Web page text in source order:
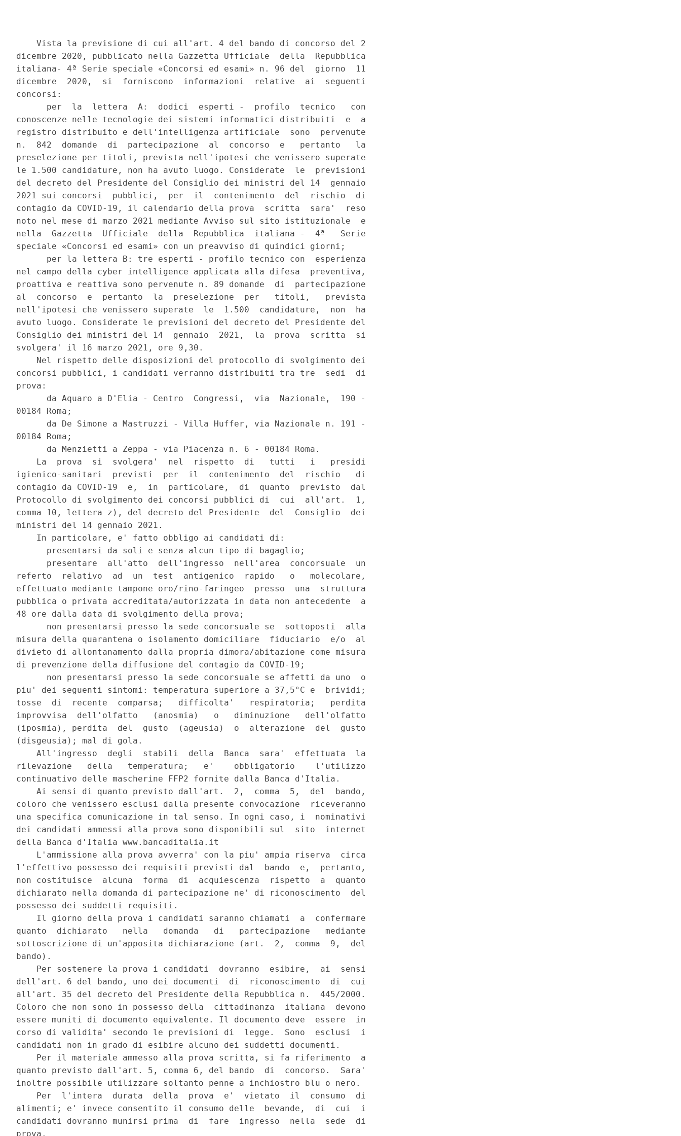
    Vista la previsione di cui all'art. 4 del bando di concorso del 2
dicembre 2020, pubblicato nella Gazzetta Ufficiale  della  Repubblica
italiana- 4ª Serie speciale «Concorsi ed esami» n. 96 del  giorno  11
dicembre  2020,  si  forniscono  informazioni  relative  ai  seguenti
concorsi:
      per  la  lettera  A:  dodici  esperti -  profilo  tecnico   con
conoscenze nelle tecnologie dei sistemi informatici distribuiti  e  a
registro distribuito e dell'intelligenza artificiale  sono  pervenute
n.  842  domande  di  partecipazione  al  concorso  e   pertanto   la
preselezione per titoli, prevista nell'ipotesi che venissero superate
le 1.500 candidature, non ha avuto luogo. Considerate  le  previsioni
del decreto del Presidente del Consiglio dei ministri del 14  gennaio
2021 sui concorsi  pubblici,  per  il  contenimento  del  rischio  di
contagio da COVID-19, il calendario della prova  scritta  sara'  reso
noto nel mese di marzo 2021 mediante Avviso sul sito istituzionale  e
nella  Gazzetta  Ufficiale  della  Repubblica  italiana -  4ª   Serie
speciale «Concorsi ed esami» con un preavviso di quindici giorni;
      per la lettera B: tre esperti - profilo tecnico con  esperienza
nel campo della cyber intelligence applicata alla difesa  preventiva,
proattiva e reattiva sono pervenute n. 89 domande  di  partecipazione
al  concorso  e  pertanto  la  preselezione  per   titoli,   prevista
nell'ipotesi che venissero superate  le  1.500  candidature,  non  ha
avuto luogo. Considerate le previsioni del decreto del Presidente del
Consiglio dei ministri del 14  gennaio  2021,  la  prova  scritta  si
svolgera' il 16 marzo 2021, ore 9,30.
    Nel rispetto delle disposizioni del protocollo di svolgimento dei
concorsi pubblici, i candidati verranno distribuiti tra tre  sedi  di
prova:
      da Aquaro a D'Elia - Centro  Congressi,  via  Nazionale,  190 -
00184 Roma;
      da De Simone a Mastruzzi - Villa Huffer, via Nazionale n. 191 -
00184 Roma;
      da Menzietti a Zeppa - via Piacenza n. 6 - 00184 Roma.
    La  prova  si  svolgera'  nel  rispetto  di   tutti   i   presidi
igienico-sanitari  previsti  per  il  contenimento  del  rischio   di
contagio da COVID-19  e,  in  particolare,  di  quanto  previsto  dal
Protocollo di svolgimento dei concorsi pubblici di  cui  all'art.  1,
comma 10, lettera z), del decreto del Presidente  del  Consiglio  dei
ministri del 14 gennaio 2021.
    In particolare, e' fatto obbligo ai candidati di:
      presentarsi da soli e senza alcun tipo di bagaglio;
      presentare  all'atto  dell'ingresso  nell'area  concorsuale  un
referto  relativo  ad  un  test  antigenico  rapido   o   molecolare,
effettuato mediante tampone oro/rino-faringeo  presso  una  struttura
pubblica o privata accreditata/autorizzata in data non antecedente  a
48 ore dalla data di svolgimento della prova;
      non presentarsi presso la sede concorsuale se  sottoposti  alla
misura della quarantena o isolamento domiciliare  fiduciario  e/o  al
divieto di allontanamento dalla propria dimora/abitazione come misura
di prevenzione della diffusione del contagio da COVID-19;
      non presentarsi presso la sede concorsuale se affetti da uno  o
piu' dei seguenti sintomi: temperatura superiore a 37,5°C e  brividi;
tosse  di  recente  comparsa;   difficolta'   respiratoria;   perdita
improvvisa  dell'olfatto   (anosmia)   o   diminuzione   dell'olfatto
(iposmia), perdita  del  gusto  (ageusia)  o  alterazione  del  gusto
(disgeusia); mal di gola.
    All'ingresso  degli  stabili  della  Banca  sara'  effettuata  la
rilevazione   della   temperatura;   e'    obbligatorio    l'utilizzo
continuativo delle mascherine FFP2 fornite dalla Banca d'Italia.
    Ai sensi di quanto previsto dall'art.  2,  comma  5,  del  bando,
coloro che venissero esclusi dalla presente convocazione  riceveranno
una specifica comunicazione in tal senso. In ogni caso, i  nominativi
dei candidati ammessi alla prova sono disponibili sul  sito  internet
della Banca d'Italia www.bancaditalia.it
    L'ammissione alla prova avverra' con la piu' ampia riserva  circa
l'effettivo possesso dei requisiti previsti dal  bando  e,  pertanto,
non costituisce  alcuna  forma  di  acquiescenza  rispetto  a  quanto
dichiarato nella domanda di partecipazione ne' di riconoscimento  del
possesso dei suddetti requisiti.
    Il giorno della prova i candidati saranno chiamati  a  confermare
quanto  dichiarato   nella   domanda   di   partecipazione   mediante
sottoscrizione di un'apposita dichiarazione (art.  2,  comma  9,  del
bando).
    Per sostenere la prova i candidati  dovranno  esibire,  ai  sensi
dell'art. 6 del bando, uno dei documenti  di  riconoscimento  di  cui
all'art. 35 del decreto del Presidente della Repubblica n.  445/2000.
Coloro che non sono in possesso della  cittadinanza  italiana  devono
essere muniti di documento equivalente. Il documento deve  essere  in
corso di validita' secondo le previsioni di  legge.  Sono  esclusi  i
candidati non in grado di esibire alcuno dei suddetti documenti.
    Per il materiale ammesso alla prova scritta, si fa riferimento  a
quanto previsto dall'art. 5, comma 6, del bando  di  concorso.  Sara'
inoltre possibile utilizzare soltanto penne a inchiostro blu o nero.
    Per  l'intera  durata  della  prova  e'  vietato  il  consumo  di
alimenti; e' invece consentito il consumo delle  bevande,  di  cui  i
candidati dovranno munirsi prima  di  fare  ingresso  nella  sede  di
prova.